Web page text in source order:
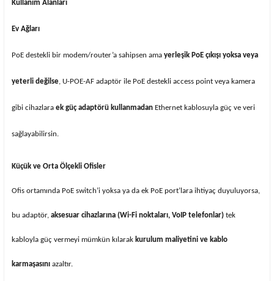
Kullanım Alanları
Ev Ağları
PoE destekli bir modem/router’a sahipsen ama yerleşik PoE çıkışı yoksa veya
yeterli değilse , U-POE-AF adaptör ile PoE destekli access point veya kamera
gibi cihazlara ek güç adaptörü kullanmadan Ethernet kablosuyla güç ve veri
sağlayabilirsin.
Küçük ve Orta Ölçekli Ofisler
Ofis ortamında PoE switch’i yoksa ya da ek PoE port’lara ihtiyaç duyuluyorsa,
bu adaptör, aksesuar cihazlarına (Wi-Fi noktaları, VoIP telefonlar) tek
kabloyla güç vermeyi mümkün kılarak kurulum maliyetini ve kablo
karmaşasını azaltır.